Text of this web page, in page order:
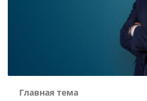
Главная тема